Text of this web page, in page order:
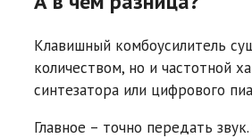
Клавишный комбоусилитель
количеством, но и частотной
синтезатора или цифрового
Главное – точно передать